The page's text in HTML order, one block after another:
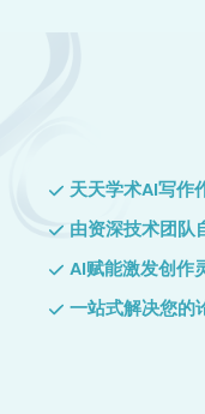
天天学术AI写作
由资深技术团队
AI赋能激发创作
一站式解决您的